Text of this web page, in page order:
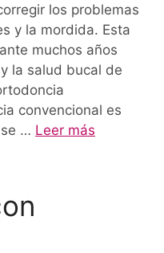
los problemas
y la mordida. Esta
muchos años
la salud bucal de
convencional es
… Leer más